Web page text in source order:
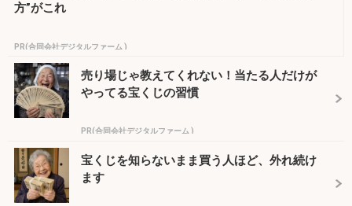
方”がこれ
PR(合同会社デジタルファーム )
売り場じゃ教えてくれない！当たる人だけが
やってる宝くじの習慣
PR(合同会社デジタルファーム )
宝くじを知らないまま買う人ほど、外れ続け
ます